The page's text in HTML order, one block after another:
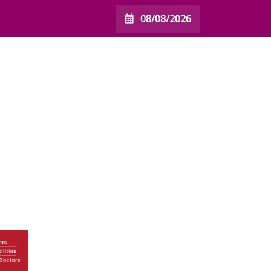
08/08/2026